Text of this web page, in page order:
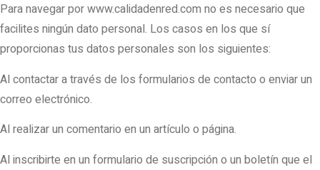
Para navegar por www.calidadenred.com no es necesario que
facilites ningún dato personal. Los casos en los que sí
proporcionas tus datos personales son los siguientes:
Al contactar a través de los formularios de contacto o enviar un
correo electrónico.
Al realizar un comentario en un artículo o página.
Al inscribirte en un formulario de suscripción o un boletín que el